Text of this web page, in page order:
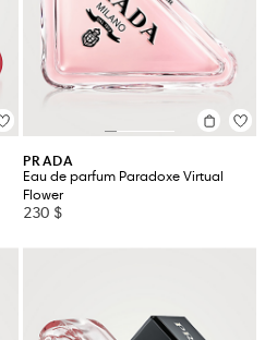
PRADA
Eau de parfum Paradoxe Virtual
Flower
230 $